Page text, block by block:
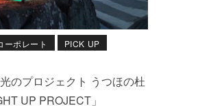
ーポレート
PICK UP
のプロジェクト うつほの杜
UP PROJECT」